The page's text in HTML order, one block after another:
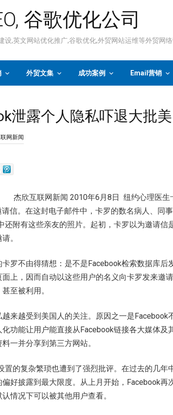
谷歌优化公司
设,英文网站优化推广,谷歌优化,外贸网站运维等外贸网
外贸文集 成功案例 Email营销
泄露个人隐私吓退大批
网新闻
杰欣互联网新闻 2010年6月8日 纽约心理医生
信。在这封电子邮件中，卡罗的数名病人、同
还附有这些亲友的照片。起初，卡罗以为邀请信
。
罗不由得猜想：是不是Facebook检索数据库后
上，因而自动以这些用户的名义向卡罗发来邀
至被利用。
来越受到美国人的关注。原因之一是Facebook
化功能让用户能直接从Facebook链接各大媒体及
一并分享到第三方网站。
置的复杂繁琐也遭到了强烈批评。在过去的几年
好披露到最大限度。从上月开始，Facebook再
情况下可以被其他用户查看。